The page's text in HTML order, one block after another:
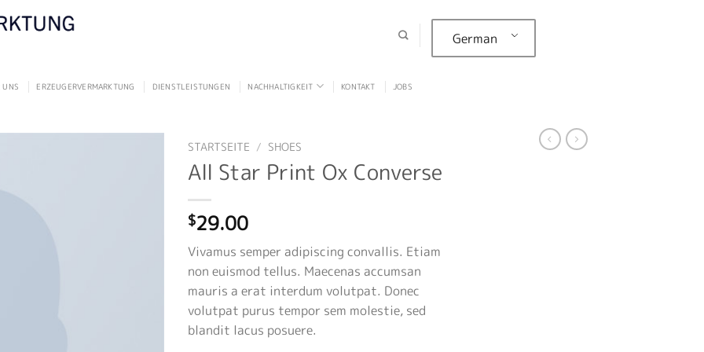
German
UNS ERZEUGERVERMARKTUNG DIENSTLEISTUNGEN NACHHALTIGKEIT KONTAKT JOBS
STARTSEITE / SHOES
All Star Print Ox Converse
$29.00
Vivamus semper adipiscing convallis. Etiam
non euismod tellus. Maecenas accumsan
mauris a erat interdum volutpat. Donec
volutpat purus tempor sem molestie, sed
blandit lacus posuere.